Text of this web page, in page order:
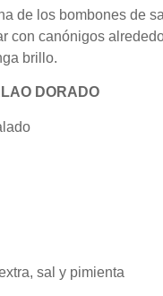
de los bombones de
con canónigos
brillo.
DORADO
sal y pimienta